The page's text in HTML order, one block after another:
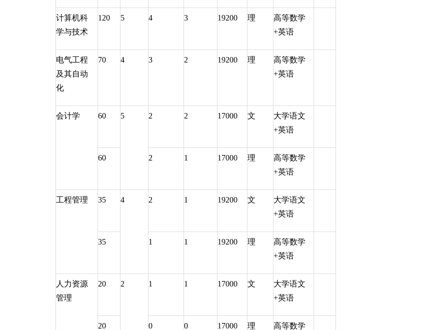
计算机科
学与技术
120 5 4 3 19200 理
高等数学
+英语
电气工程
及其自动
化
70 4 3 2 19200 理
高等数学
+英语
会计学 60 5 2 2 17000 文
大学语文
+英语
60 2 1 17000 理
高等数学
+英语
工程管理 35 4 2 1 19200 文
大学语文
+英语
35 1 1 19200 理
高等数学
+英语
人力资源
管理
20 2 1 1 17000 文
大学语文
+英语
20 0 0 17000 理
高等数学